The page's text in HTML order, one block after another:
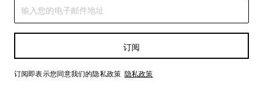
订阅
订阅即表示您同意我们的隐私政策 隐私政策